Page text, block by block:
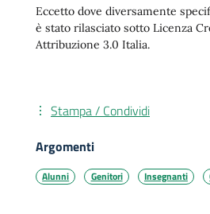
Eccetto dove diversamente
è stato rilasciato sotto Licenza
Attribuzione 3.0 Italia.
Stampa / Condividi
Argomenti
Alunni Genitori Insegnanti